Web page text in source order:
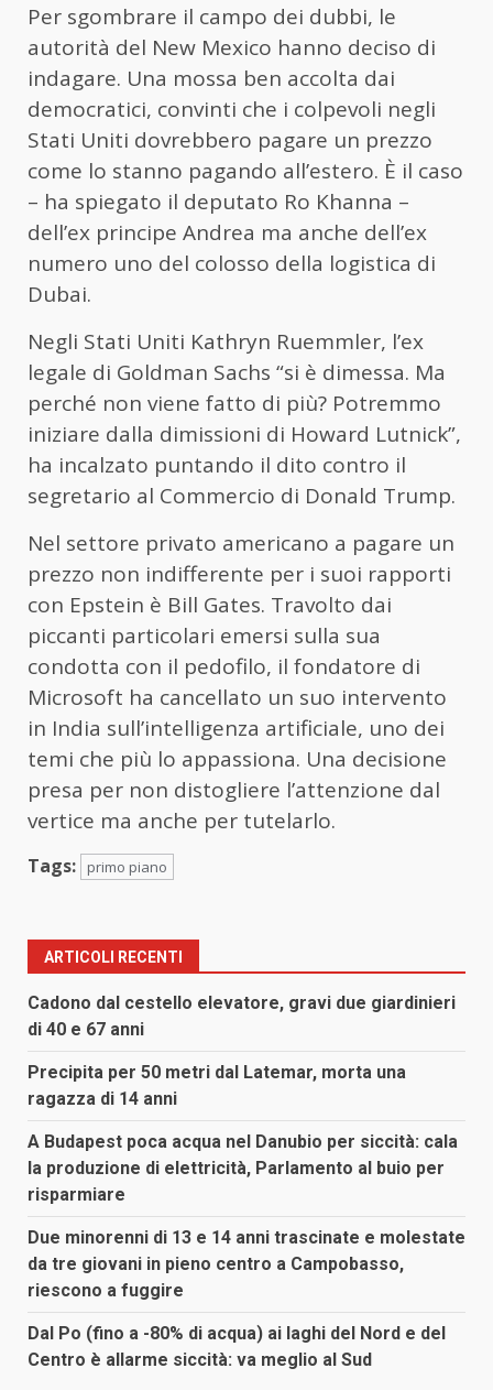
Per sgombrare il campo dei dubbi, le
autorità del New Mexico hanno deciso di
indagare. Una mossa ben accolta dai
democratici, convinti che i colpevoli negli
Stati Uniti dovrebbero pagare un prezzo
come lo stanno pagando all’estero. È il caso
– ha spiegato il deputato Ro Khanna –
dell’ex principe Andrea ma anche dell’ex
numero uno del colosso della logistica di
Dubai.
Negli Stati Uniti Kathryn Ruemmler, l’ex
legale di Goldman Sachs “si è dimessa. Ma
perché non viene fatto di più? Potremmo
iniziare dalla dimissioni di Howard Lutnick”,
ha incalzato puntando il dito contro il
segretario al Commercio di Donald Trump.
Nel settore privato americano a pagare un
prezzo non indifferente per i suoi rapporti
con Epstein è Bill Gates. Travolto dai
piccanti particolari emersi sulla sua
condotta con il pedofilo, il fondatore di
Microsoft ha cancellato un suo intervento
in India sull’intelligenza artificiale, uno dei
temi che più lo appassiona. Una decisione
presa per non distogliere l’attenzione dal
vertice ma anche per tutelarlo.
Tags: primo piano
ARTICOLI RECENTI
Cadono dal cestello elevatore, gravi due giardinieri
di 40 e 67 anni
Precipita per 50 metri dal Latemar, morta una
ragazza di 14 anni
A Budapest poca acqua nel Danubio per siccità: cala
la produzione di elettricità, Parlamento al buio per
risparmiare
Due minorenni di 13 e 14 anni trascinate e molestate
da tre giovani in pieno centro a Campobasso,
riescono a fuggire
Dal Po (fino a -80% di acqua) ai laghi del Nord e del
Centro è allarme siccità: va meglio al Sud